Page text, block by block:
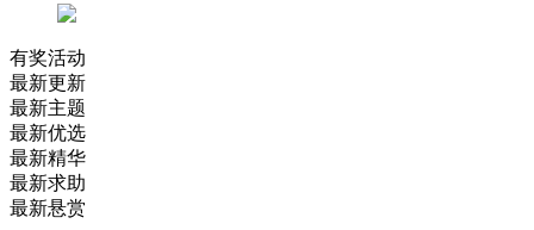
有奖活动
最新更新
最新主题
最新优选
最新精华
最新求助
最新悬赏